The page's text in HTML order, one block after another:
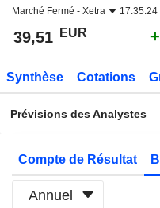
Marché Fermé - Xetra
39,51 EUR
Synthèse Cotations
Prévisions des Analystes
Compte de Résultat
Annuel